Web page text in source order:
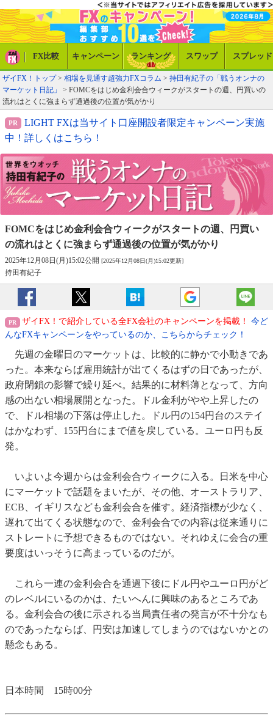
FX比較 キャンペーン ランキング スワップ スプレッド
ザイFX！トップ> 相場を見通す超強力FXコラム > 持田有紀子の「戦うオンナの
マーケット日記」
> FOMCをはじめ金利会合ウィークがスタートの週、円買いの
流れはとくに強まらず通過後の位置が気がかり
LIGHT FXは当サイト口座開設者限定キャンペーン実施
中！詳しくはこちら！
FOMCをはじめ金利会合ウィークがスタートの週、
円買い
の流れはとくに強まらず通過後の位置が気がかり
2025年12月08日(月)15:02公開 [2025年12月08日(月)15:02更新]
持田有紀子
ザイFX！で紹介している全FX会社のキャンペーンを掲載！
今ど
んなFXキャンペーンをやっているのか、こちらからチェック！
先週の金曜日のマーケットは、比較的に静かで小動きであ
った。本来ならば雇用統計が出てくるはずの日であったが、
政府閉鎖の影響で繰り延べ。結果的に材料薄となって、方向
感の出ない相場展開となった。ドル金利がやや上昇したの
で、ドル相場の下落は停止した。ドル円の154円台のステイ
はかなわず、155円台にまで値を戻している。ユーロ円も反
発。
いよいよ今週からは金利会合ウィークに入る。日米を中心
にマーケットで話題をまいたが、その他、オーストラリア、
ECB、イギリスなども金利会合を催す。経済指標が少なく、
遅れて出てくる状態なので、金利会合での内容は従来通りに
ストレートに予想できるものではない。それゆえに会合の重
要度はいっそうに高まっているのだが。
これら一連の金利会合を通過下後にドル円やユーロ円がど
のレベルにいるのかは、たいへんに興味のあるところであ
る。金利会合の後に示される当局責任者の発言が不十分なも
のであったならば、円安は加速してしまうのではないかとの
懸念もある。
日本時間 15時00分